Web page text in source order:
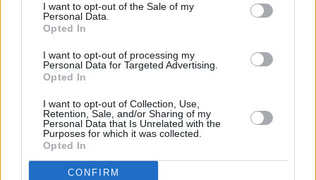
cualquier momento entrando de nuevo en este sitio web o
visitando nuestra política de privacidad.
I want to opt-out of the Sale of my
Personal Data.
Opted In
I want to opt-out of processing my
Personal Data for Targeted Advertising.
Opted In
I want to opt-out of Collection, Use,
Retention, Sale, and/or Sharing of my
Personal Data that Is Unrelated with the
Purposes for which it was collected.
Opted In
CONFIRM